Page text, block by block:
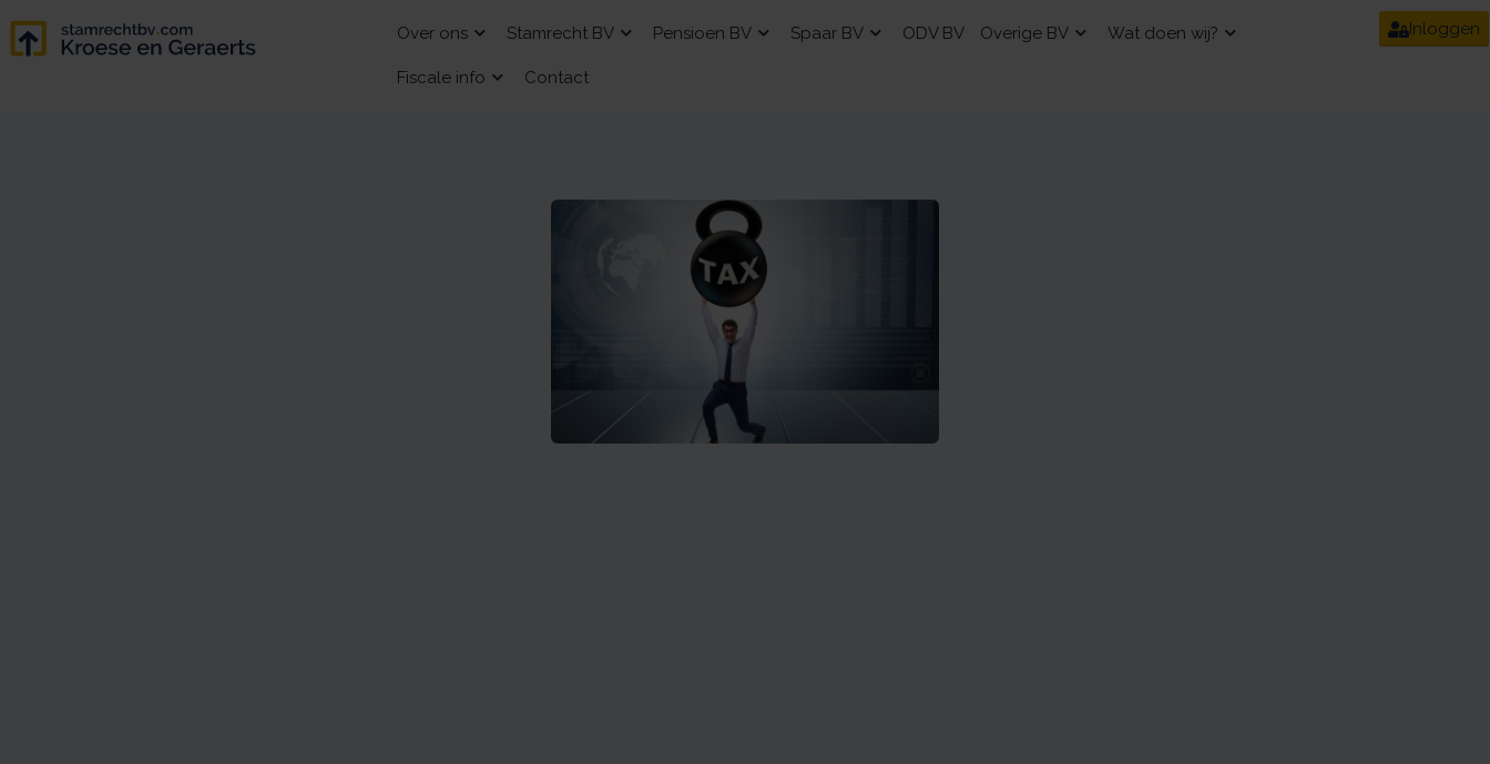
Over ons Stamrecht BV Pensioen BV Spaar BV ODV BV Overige BV Wat doen wij?
Fiscale info Contact
Inloggen